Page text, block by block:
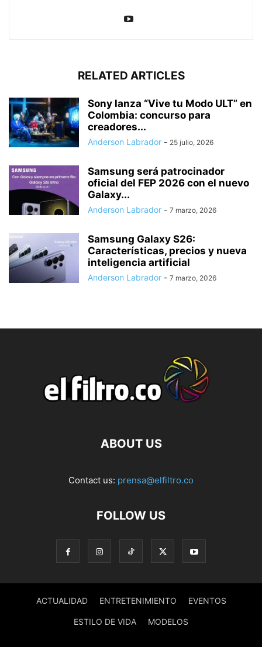
RELATED ARTICLES
Sony lanza “Vive tu Modo ULT” en
Colombia: concurso para
creadores...
Anderson Labrador - 25 julio, 2026
Samsung será patrocinador
oficial del FEP 2026 con el nuevo
Galaxy...
Anderson Labrador - 7 marzo, 2026
Samsung Galaxy S26:
Características, precios y nueva
inteligencia artificial
Anderson Labrador - 7 marzo, 2026
ABOUT US
Contact us: prensa@elfiltro.co
FOLLOW US
ACTUALIDAD ENTRETENIMIENTO EVENTOS
ESTILO DE VIDA MODELOS